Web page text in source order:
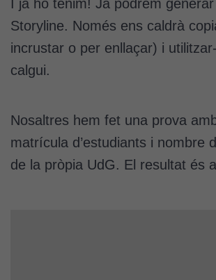
I ja ho tenim! Ja podrem
Storyline. Només ens caldrà
incrustar o per enllaçar) i
calgui.
Nosaltres hem fet una prova
matrícula d’estudiants i nombre
de la pròpia UdG. El resultat és